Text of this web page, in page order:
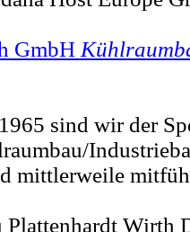
GmbH
sind wir der
mittlerweile
Wirth